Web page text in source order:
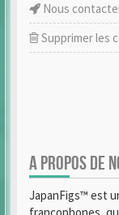
Nous
Supprimer les
A PROPOS DE
JapanFigs™ est